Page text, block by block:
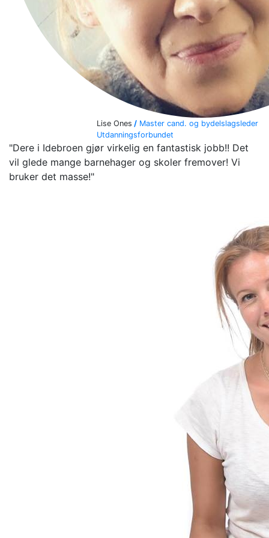
Lise Ones / Master cand. og bydelslagsleder
Utdanningsforbundet
"Dere i Idebroen gjør virkelig en fantastisk jobb!! Det
vil glede mange barnehager og skoler fremover! Vi
bruker det masse!"